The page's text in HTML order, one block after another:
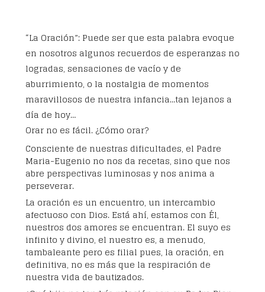
“La Oración”: Puede ser que esta palabra evoque
en nosotros algunos recuerdos de esperanzas no
logradas, sensaciones de vacío y de
aburrimiento, o la nostalgia de momentos
maravillosos de nuestra infancia…tan lejanos a
día de hoy…
Orar no es fácil. ¿Cómo orar?
Consciente de nuestras dificultades, el Padre
Maria-Eugenio no nos da recetas, sino que nos
abre perspectivas luminosas y nos anima a
perseverar.
La oración es un encuentro, un intercambio
afectuoso con Dios. Está ahí, estamos con Él,
nuestros dos amores se encuentran. El suyo es
infinito y divino, el nuestro es, a menudo,
tambaleante pero es filial pues, la oración, en
definitiva, no es más que la respiración de
nuestra vida de bautizados.